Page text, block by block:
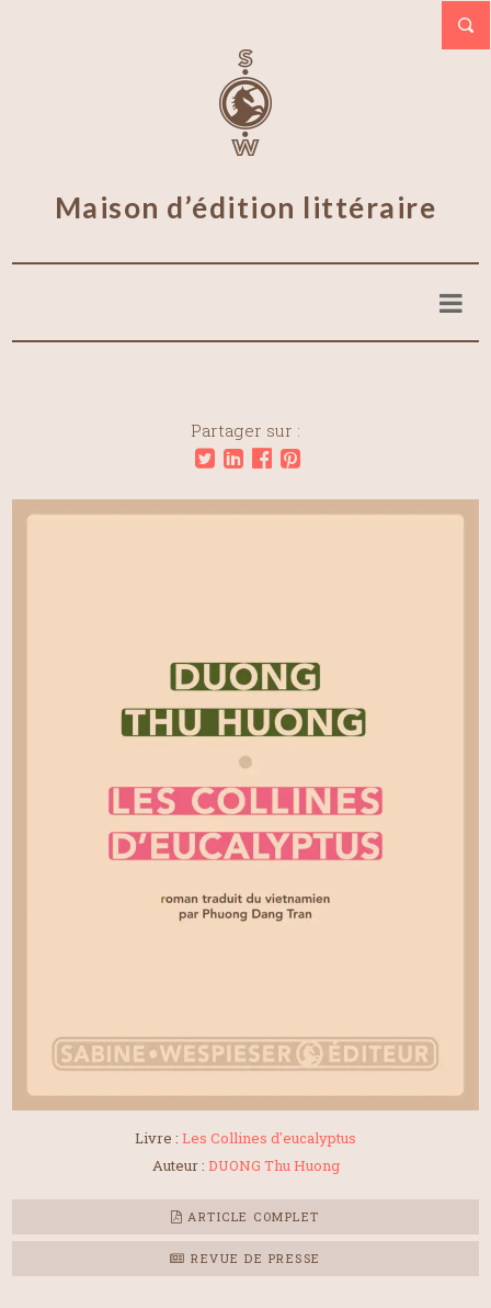
Maison d’édition littéraire
Partager sur :
Livre : Les Collines d'eucalyptus
Auteur : DUONG Thu Huong
ARTICLE COMPLET
REVUE DE PRESSE